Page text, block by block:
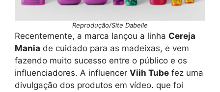
Reprodução/Site Dabelle
Recentemente, a marca lançou a linha Cereja
Mania de cuidado para as madeixas, e vem
fazendo muito sucesso entre o público e os
influenciadores. A influencer Viih Tube fez uma
divulgação dos produtos em vídeo. que foi